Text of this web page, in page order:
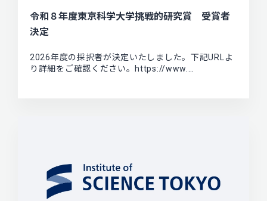
令和８年度東京科学大学挑戦的研究賞 受賞者
決定
2026年度の採択者が決定いたしました。下記URLよ
り詳細をご確認ください。https://www.…